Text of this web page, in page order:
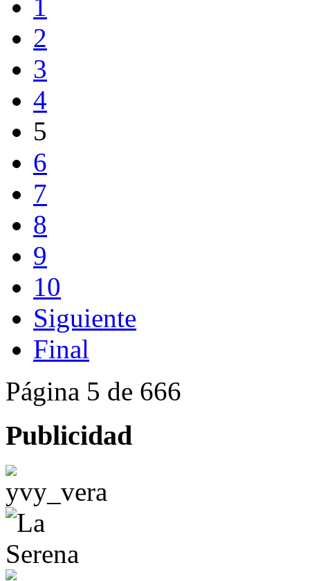
1
2
3
4
5
6
7
8
9
10
Siguiente
Final
Página 5 de 666
Publicidad